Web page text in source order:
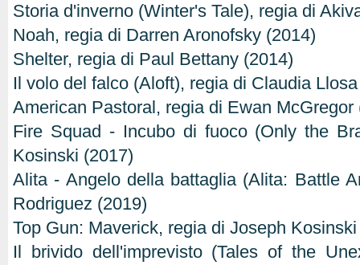
Storia d'inverno (Winter's Tale), regia di
Noah, regia di Darren Aronofsky (2014)
Shelter, regia di Paul Bettany (2014)
Il volo del falco (Aloft), regia di Claudia
American Pastoral, regia di Ewan McGregor
Fire Squad - Incubo di fuoco (Only the
Kosinski (2017)
Alita - Angelo della battaglia (Alita: Battle
Rodriguez (2019)
Top Gun: Maverick, regia di Joseph
Il brivido dell'imprevisto (Tales of the